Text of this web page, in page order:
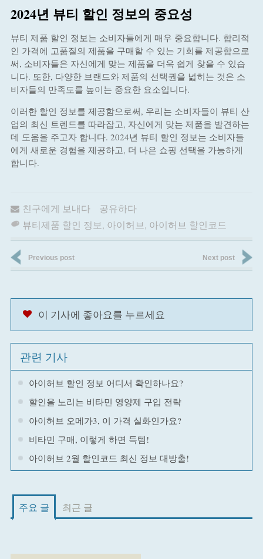
2024년 뷰티 할인 정보의 중요성
뷰티 제품 할인 정보는 소비자들에게 매우 중요합니다. 합리적
인 가격에 고품질의 제품을 구매할 수 있는 기회를 제공함으로
써, 소비자들은 자신에게 맞는 제품을 더욱 쉽게 찾을 수 있습
니다. 또한, 다양한 브랜드와 제품의 선택권을 넓히는 것은 소
비자들의 만족도를 높이는 중요한 요소입니다.
이러한 할인 정보를 제공함으로써, 우리는 소비자들이 뷰티 산
업의 최신 트렌드를 따라잡고, 자신에게 맞는 제품을 발견하는
데 도움을 주고자 합니다. 2024년 뷰티 할인 정보는 소비자들
에게 새로운 경험을 제공하고, 더 나은 쇼핑 선택을 가능하게
합니다.
친구에게 보내다
공유하다
뷰티제품 할인 정보, 아이허브, 아이허브 할인코드
Previous post Next post
이 기사에 좋아요를 누르세요
관련 기사
아이허브 할인 정보 어디서 확인하나요?
할인을 노리는 비타민 영양제 구입 전략
아이허브 오메가3, 이 가격 실화인가요?
비타민 구매, 이렇게 하면 득템!
아이허브 2월 할인코드 최신 정보 대방출!
주요 글 최근 글